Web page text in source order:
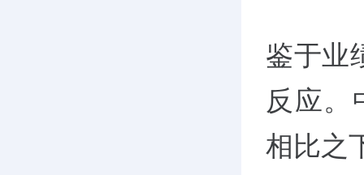
鉴于业
反应。
相比之